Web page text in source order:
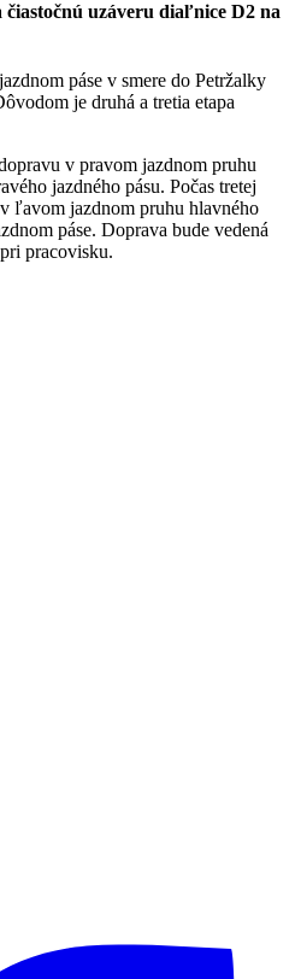
uzáveru diaľnice D2 na
páse v smere do Petržalky
je druhá a tretia etapa
v pravom jazdnom pruhu
jazdného pásu. Počas tretej
ľavom jazdnom pruhu hlavného
páse. Doprava bude vedená
pracovisku.